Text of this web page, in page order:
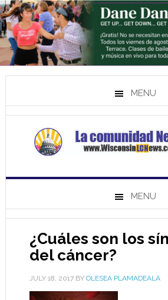
MENU
MENU
¿Cuáles son los
del cáncer?
JULY 18, 2017BY OLESEA PLAMADEALA